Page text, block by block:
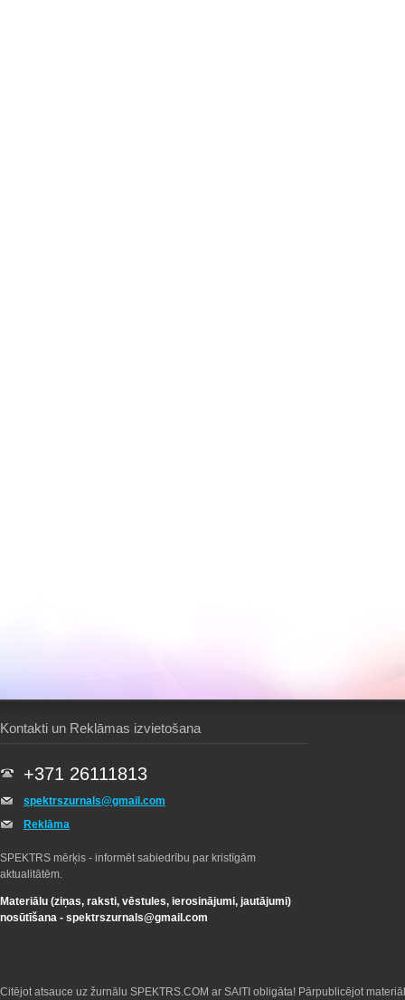
Kontakti un Reklāmas izvietošana
+371 26111813
spektrszurnals@gmail.com
Reklāma
SPEKTRS mērķis - informēt sabiedrību par kristīgām
aktualitātēm.
Materiālu (ziņas, raksti, vēstules, ierosinājumi, jautājumi)
nosūtīšana - spektrszurnals@gmail.com
Citējot atsauce uz žurnālu SPEKTRS.COM ar SAITI obligāta! Pārpublicējot